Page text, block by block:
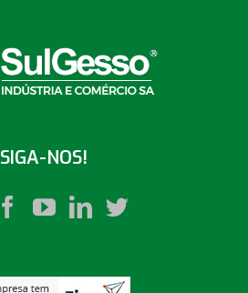
SIGA-NOS!